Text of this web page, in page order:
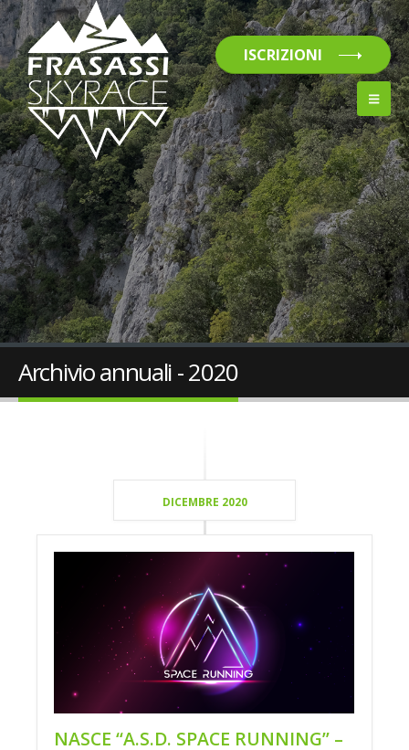
ISCRIZIONI
Archivio annuali - 2020
DICEMBRE 2020
NASCE “A.S.D. SPACE RUNNING” –